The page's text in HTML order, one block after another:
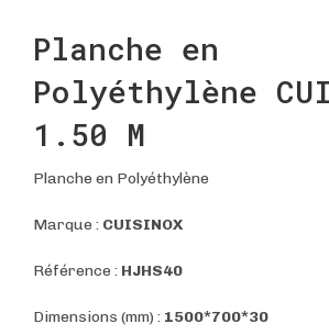
Planche en
Polyéthylène
1.50 M
Planche en Polyéthylène
Marque : CUISINOX
Référence : HJHS40
Dimensions (mm) : 1500*700*30